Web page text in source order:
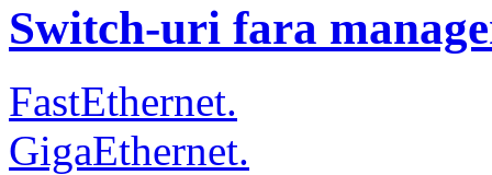
Switch-uri fara
FastEthernet.
GigaEthernet.